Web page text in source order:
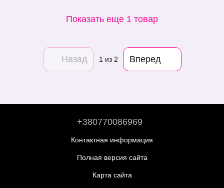
Показать еще 1 товар
Назад 1из 2 Вперед
+380770086969
Контактная информация
Полная версия сайта
Карта сайта